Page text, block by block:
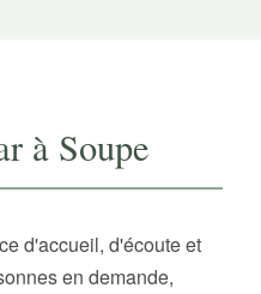
à Soupe
d'accueil, d'écoute et
en demande,